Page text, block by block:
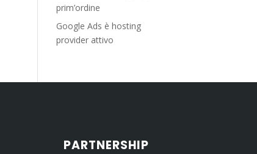
prim’ordine
Google Ads è hosting
provider attivo
PARTNERSHIP